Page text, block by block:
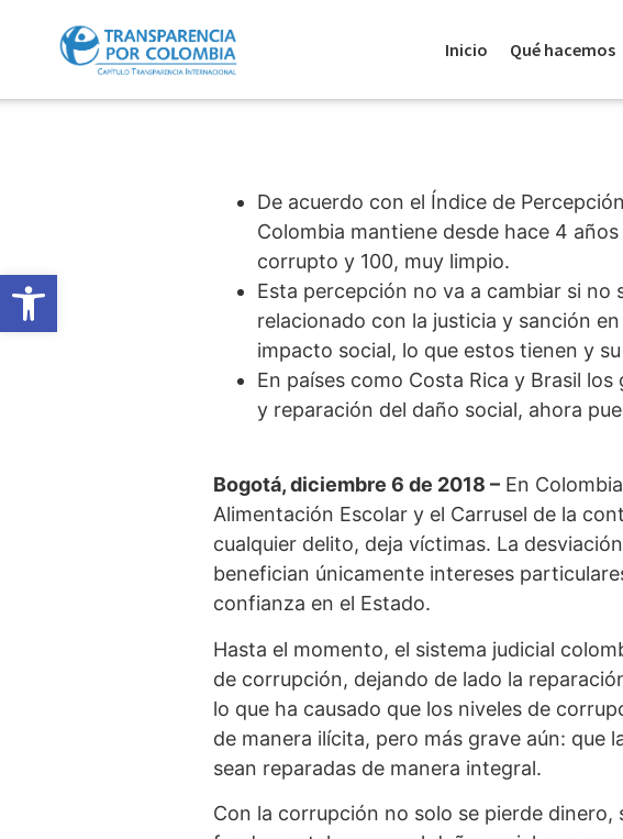
Abrir barra de herramientas
Inicio Qué hacemos
De acuerdo con el Índice de
Colombia mantiene desde hace 4
corrupto y 100, muy limpio.
Esta percepción no va a cambiar si no
relacionado con la justicia y sanción
impacto social, lo que estos tienen y
En países como Costa Rica y Brasil
y reparación del daño social, ahora
Bogotá, diciembre 6 de 2018 – En
Alimentación Escolar y el Carrusel de la
cualquier delito, deja víctimas. La
benefician únicamente intereses
confianza en el Estado.
Hasta el momento, el sistema judicial
de corrupción, dejando de lado la
lo que ha causado que los niveles de
de manera ilícita, pero más grave aún: que
sean reparadas de manera integral.
Con la corrupción no solo se pierde